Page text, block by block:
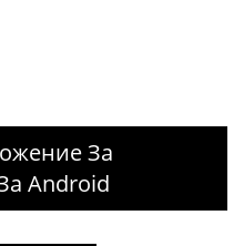
За
Android